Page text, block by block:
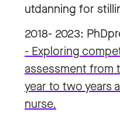
utdanning for
2018- 2023:
- Exploring
assessment from
year to two years
nurse.